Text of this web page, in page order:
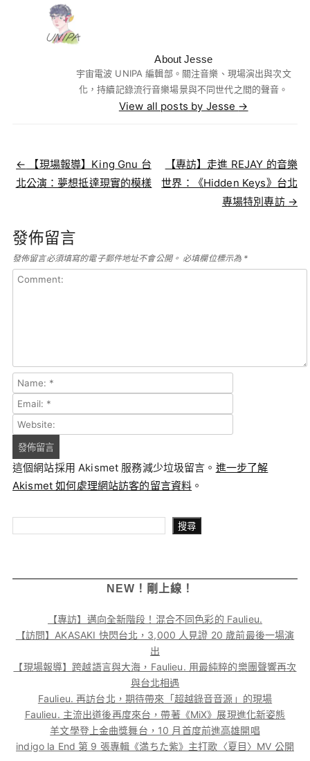
About Jesse
宇宙電波 UNIPA 編輯部。關注音樂、現場演出與次文
化，持續記錄流行音樂場景與不同世代之間的聲音。
View all posts by Jesse →
Post navigation
← 【現場報導】King Gnu 台
北公演：夢想抵達現實的模樣
【專訪】走進 REJAY 的音樂
世界：《Hidden Keys》台北
專場特別專訪 →
發佈留言
發佈留言必須填寫的電子郵件地址不會公開。 必填欄位標示為 *
這個網站採用 Akismet 服務減少垃圾留言。 進一步了解
Akismet 如何處理網站訪客的留言資料 。
搜尋
NEW！剛上線！
【專訪】邁向全新階段！混合不同色彩的 Faulieu.
【訪問】AKASAKI 快閃台北，3,000 人見證 20 歲前最後一場演
出
【現場報導】跨越語言與大海，Faulieu. 用最純粹的樂團聲響再次
與台北相遇
Faulieu. 再訪台北，期待帶來「超越錄音音源」的現場
Faulieu. 主流出道後再度來台，帶著《MiX》展現進化新姿態
羊文學登上金曲獎舞台，10 月首度前進高雄開唱
indigo la End 第 9 張專輯《満ちた紫》主打歌〈夏目〉MV 公開